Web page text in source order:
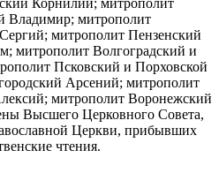
Владимир; митрополит
митрополит Пензенский
митрополит Волгоградский и
Псковский и Порховской
Арсений; митрополит
митрополит Воронежский
Высшего Церковного Совета,
Церкви, прибывших
чтения.